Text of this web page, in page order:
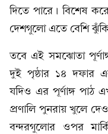
দিতে পারে। বিশেষ
দেশগুলো এতে বেশি
তবে এই সমঝোতা
দুই পৃষ্ঠার ১৪ দফার
যদিও এর পূর্ণাঙ্গ পাঠ
প্রণালি পুনরায় খুলে
বন্দরগুলোর ওপর